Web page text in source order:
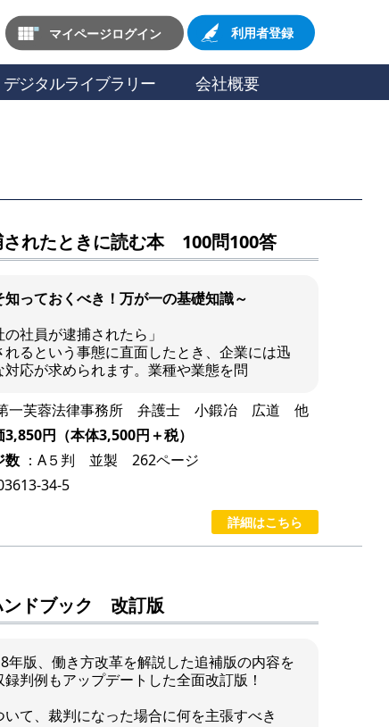
マイページログイン 利用者登録
デジタルライブラリー 会社概要
されたときに読む本 100問100答
知っておくべき！万が一の基礎知識～
の社員が逮捕されたら」
るという事態に直面したとき、企業には迅
応が求められます。業種や業態を問
一芙蓉法律事務所 弁護士 小鍛冶 広道 他
円（本体3,500円＋税）
数 ：A５判 並製 262ページ
34-5
詳細はこちら
ンドブック 改訂版
年版、働き方改革を解説した追補版の内容を
判例もアップデートした全面改訂版！
て、裁判になった場合に何を主張すべき